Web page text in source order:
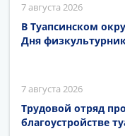
7 августа 2026
В Туапсинском
Дня
7 августа 2026
Трудовой отряд
благоустройстве